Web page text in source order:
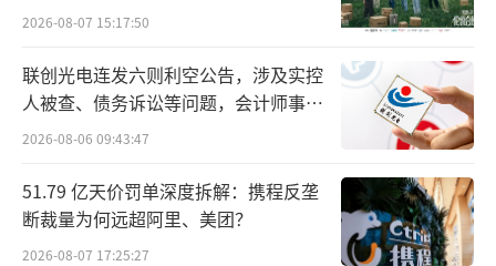
雅快速发展，正丽、美立刻等企业和品牌涌
现。在这波行业浪潮中，隐形正畸受到知名投
资机构青睐，多家企业相继获得融资；同时，
爱尔创、沪鸽、通策医疗等口腔耗材或服务企
业拓展业务范围，布局了隐形正畸产品。各家
企业针对各年龄段不断丰富产品线，快速矫
治、多彩牙套等新概念层出不穷。
向种草
2026-08-07 15:17:50
联创光电连发六则利空公告，涉及实控
人被查、债务诉讼等问题，会计师事务
所曾出具“保留意见”
2026-08-06 09:43:47
51.79 亿天价罚单深度拆解：携程反垄
断裁量为何远超阿里、美团？
2026-08-07 17:25:27